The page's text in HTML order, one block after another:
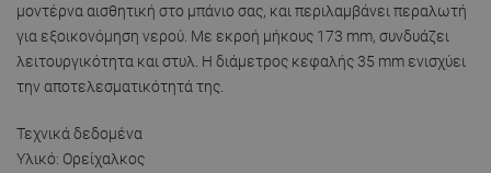
μοντέρνα αισθητική στο μπάνιο σας, και περιλαμβάνει περαλωτή
για εξοικονόμηση νερού. Με εκροή μήκους 173 mm, συνδυάζει
λειτουργικότητα και στυλ. Η διάμετρος κεφαλής 35 mm ενισχύει
την αποτελεσματικότητά της.
Τεχνικά δεδομένα
Υλικό: Ορείχαλκος